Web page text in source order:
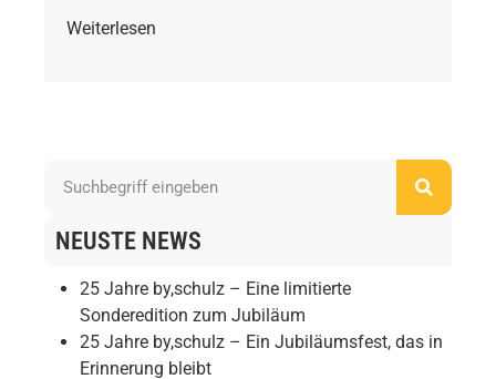
Weiterlesen
NEUSTE NEWS
25 Jahre by,schulz – Eine limitierte
Sonderedition zum Jubiläum
25 Jahre by,schulz – Ein Jubiläumsfest, das in
Erinnerung bleibt